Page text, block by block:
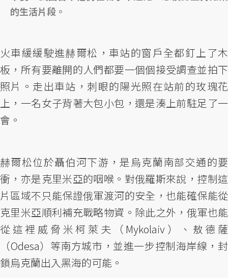
的生活片段。
火車緩緩駛進赫爾松，車站的窗戶全都釘上了木
板，所有要離開的人們都要一個個接受調查並拍下
照片。走出車站，刺眼的陽光照在站前的玫瑰花
上，一名女子背著大包小包，還是湊上前駐足了一
會。
赫爾松位於聶伯河下游，是烏克蘭南部交通的要
衝，亦是克里米亞的咽喉。對俄羅斯來說，控制這
片區域不只能保證俄軍渡河的安全，也能確保能從
克里米亞順利補充戰略物資。除此之外，俄軍也能
從這裡威脅米柯萊夫（Mykolaiv）、敖德薩
（Odesa）等南方城市，並進一步控制海岸線，封
鎖烏克蘭出入黑海的可能。